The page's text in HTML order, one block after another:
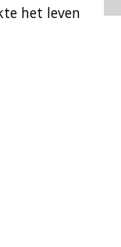
het leven